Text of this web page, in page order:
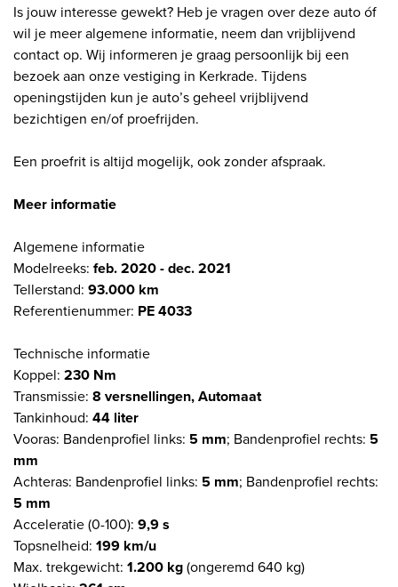
Is jouw interesse gewekt? Heb je vragen over deze auto óf
wil je meer algemene informatie, neem dan vrijblijvend
contact op. Wij informeren je graag persoonlijk bij een
bezoek aan onze vestiging in Kerkrade. Tijdens
openingstijden kun je auto’s geheel vrijblijvend
bezichtigen en/of proefrijden.
Een proefrit is altijd mogelijk, ook zonder afspraak.
Meer informatie
Algemene informatie
Modelreeks: feb. 2020 - dec. 2021
Tellerstand: 93.000 km
Referentienummer: PE 4033
Technische informatie
Koppel: 230 Nm
Transmissie: 8 versnellingen, Automaat
Tankinhoud: 44 liter
Vooras: Bandenprofiel links: 5 mm; Bandenprofiel rechts: 5
mm
Achteras: Bandenprofiel links: 5 mm; Bandenprofiel rechts:
5 mm
Acceleratie (0-100): 9,9 s
Topsnelheid: 199 km/u
Max. trekgewicht: 1.200 kg(ongeremd 640 kg)